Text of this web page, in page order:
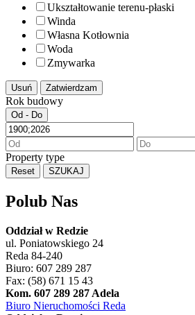
Ukształtowanie terenu-płaski
Winda
Własna Kotłownia
Woda
Zmywarka
Usuń Zatwierdzam
Rok budowy
Od - Do
Property type
Reset SZUKAJ
Polub Nas
Oddział w Redzie
ul. Poniatowskiego 24
Reda 84-240
Biuro: 607 289 287
Fax: (58) 671 15 43
Kom. 607 289 287 Adela
Biuro Nieruchomości Reda